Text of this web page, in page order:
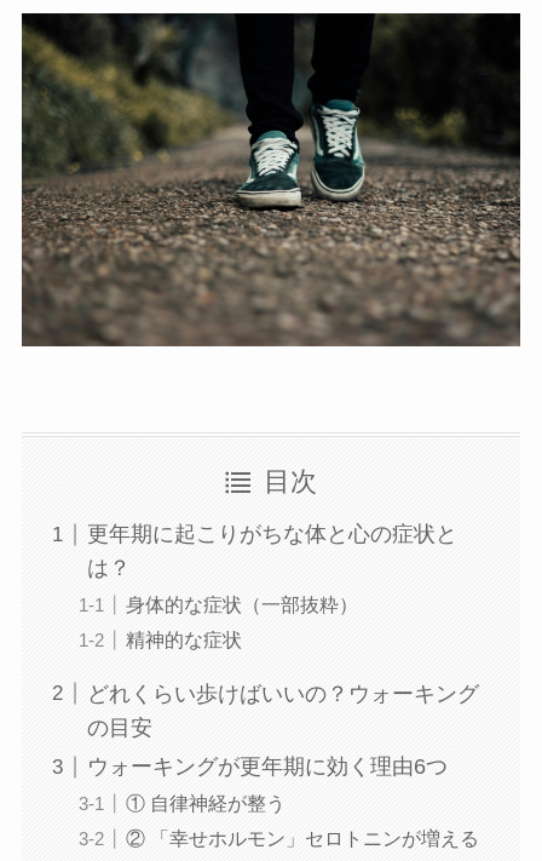
目次
更年期に起こりがちな体と心の症状と
は？
身体的な症状（一部抜粋）
精神的な症状
どれくらい歩けばいいの？ウォーキング
の目安
ウォーキングが更年期に効く理由6つ
① 自律神経が整う
② 「幸せホルモン」セロトニンが増える